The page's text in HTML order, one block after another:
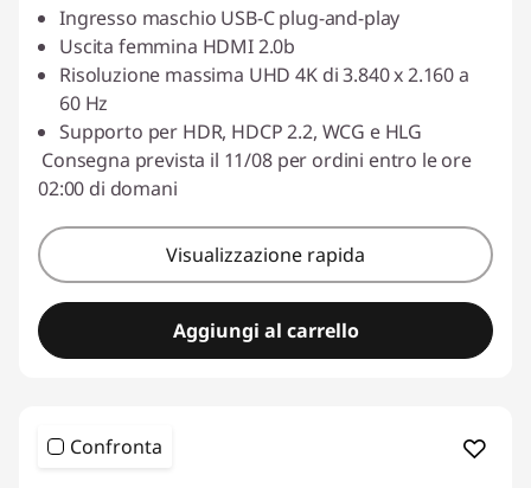
Ingresso maschio USB-C plug-and-play
Uscita femmina HDMI 2.0b
Risoluzione massima UHD 4K di 3.840 x 2.160 a
60 Hz
Supporto per HDR, HDCP 2.2, WCG e HLG
Consegna prevista il 11/08 per ordini entro le ore
02:00 di domani
Visualizzazione rapida
Aggiungi al carrello
Confronta